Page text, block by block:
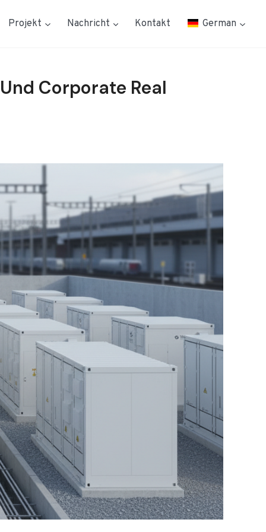
Projekt Nachricht Kontakt German
Corporate Real